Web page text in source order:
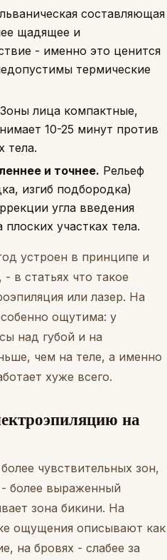
составляющая
щадящее и
- именно это ценится
термические
Зоны лица компактные,
10-25 минут против
тела.
и точнее. Рельеф
изгиб подбородка)
угла введения
участках тела.
устроен в принципе и
- в статьях что такое
или лазер. На
ощутима: у
над губой и на
чем на теле, а именно
хуже всего.
на
чувствительных зон,
более выраженный
зона бикини. На
ощущения описывают как
на бровях - слабее за